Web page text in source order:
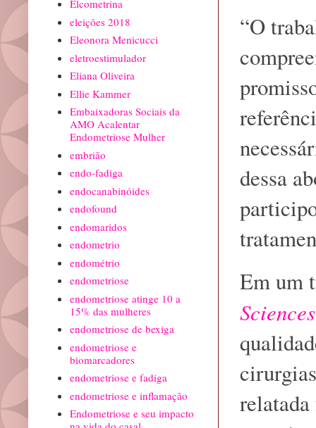
“O
dessa
Em um
Sciences
Elcometrina
eleições 2018
Eleonora Menicucci
eletroestimulador
Eliana Oliveira
Ellie Kammer
Embaixadoras Sociais da
AMO Acalentar
Endometriose Mulher
embrião
endo-fadiga
endocanabinóides
endofound
endomaridos
endometrio
endométrio
endometriose
endometriose atinge 10 a
15% das mulheres
endometriose de bexiga
endometriose e
biomarcadores
endometriose e fadiga
endometriose e inflamação
Endometriose e seu impacto